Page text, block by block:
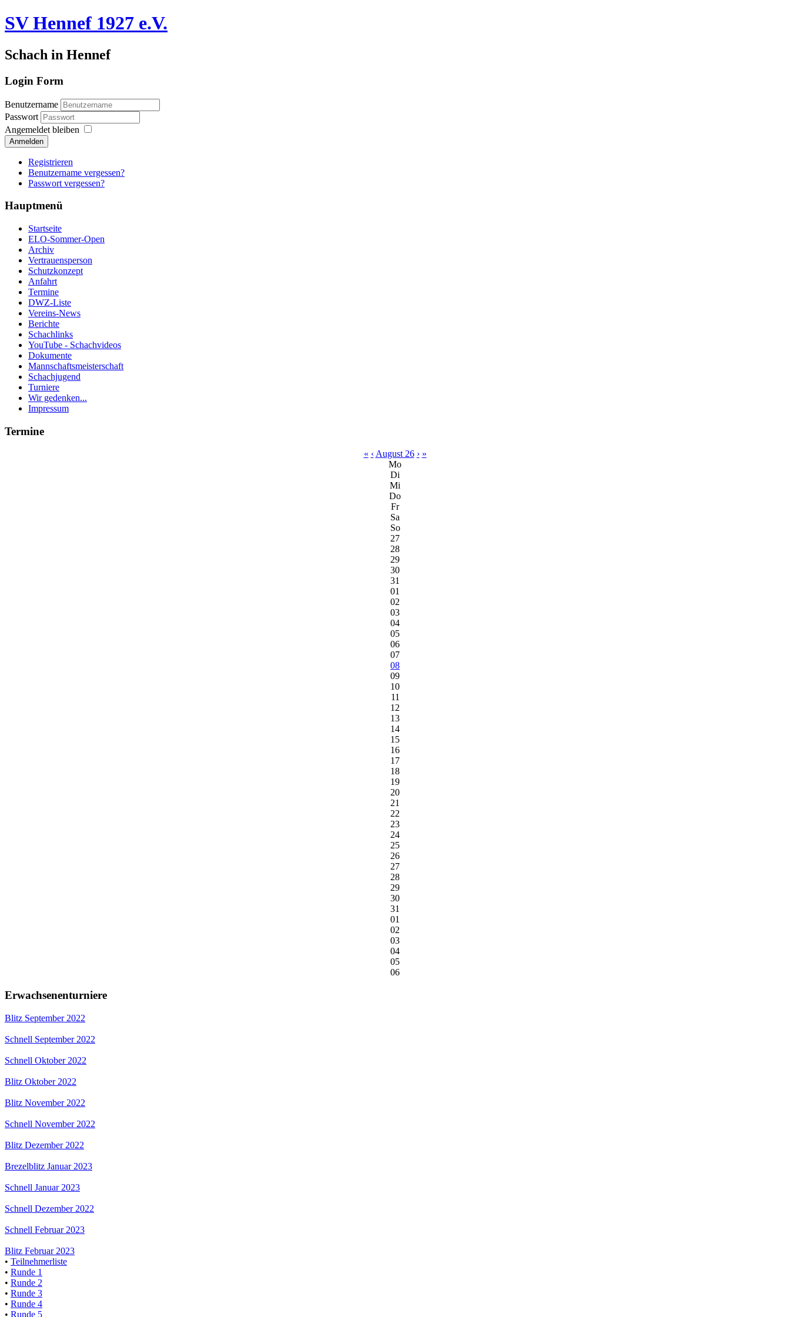
SV Hennef 1927 e.V.
Schach in Hennef
Login Form
Benutzername
Passwort
Angemeldet bleiben
Anmelden
Registrieren
Benutzername vergessen?
Passwort vergessen?
Hauptmenü
Startseite
ELO-Sommer-Open
Archiv
Vertrauensperson
Schutzkonzept
Anfahrt
Termine
DWZ-Liste
Vereins-News
Berichte
Schachlinks
YouTube - Schachvideos
Dokumente
Mannschaftsmeisterschaft
Schachjugend
Turniere
Wir gedenken...
Impressum
Termine
« ‹ August 26 › »
Mo
Di
Mi
Do
Fr
Sa
So
27
28
29
30
31
01
02
03
04
05
06
07
08
09
10
11
12
13
14
15
16
17
18
19
20
21
22
23
24
25
26
27
28
29
30
31
01
02
03
04
05
06
Erwachsenenturniere
Blitz September 2022
Schnell September 2022
Schnell Oktober 2022
Blitz Oktober 2022
Blitz November 2022
Schnell November 2022
Blitz Dezember 2022
Brezelblitz Januar 2023
Schnell Januar 2023
Schnell Dezember 2022
Schnell Februar 2023
Blitz Februar 2023
• Teilnehmerliste
• Runde 1
• Runde 2
• Runde 3
• Runde 4
• Runde 5